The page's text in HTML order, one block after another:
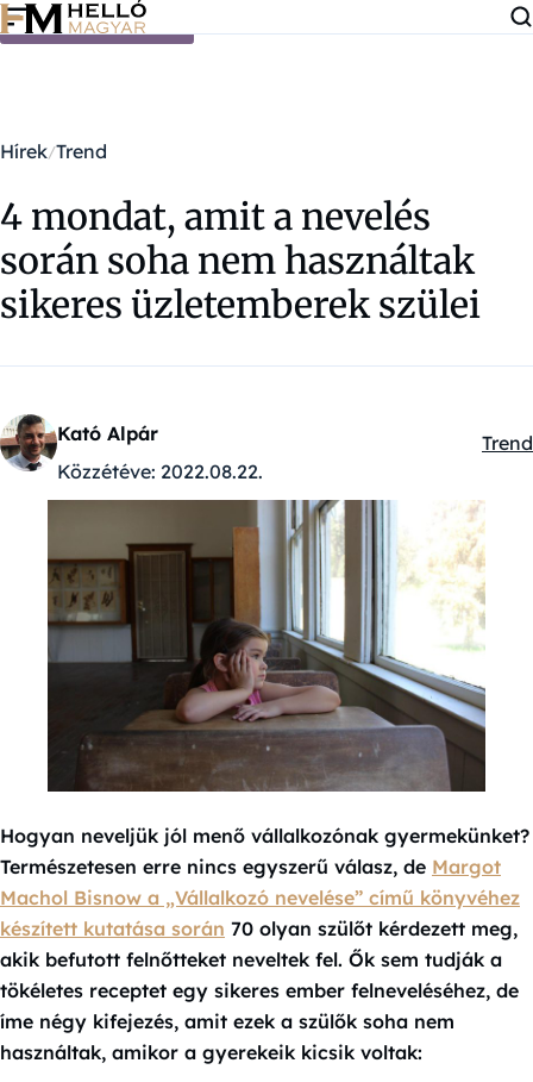
Ugrás a tartalomra
Hírek Trend
4 mondat, amit a nevelés
során soha nem használtak
sikeres üzletemberek szülei
Kató Alpár
Közzétéve: 2022.08.22.
Trend
Hogyan neveljük jól menő vállalkozónak gyermekünket?
Természetesen erre nincs egyszerű válasz, de Margot
Machol Bisnow a „Vállalkozó nevelése” című könyvéhez
készített kutatása során 70 olyan szülőt kérdezett meg,
akik befutott felnőtteket neveltek fel. Ők sem tudják a
tökéletes receptet egy sikeres ember felneveléséhez, de
íme négy kifejezés, amit ezek a szülők soha nem
használtak, amikor a gyerekeik kicsik voltak: